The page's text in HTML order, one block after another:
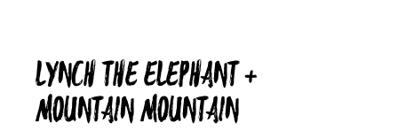
LYNCH THE ELEPHANT +
MOUNTAIN MOUNTAIN